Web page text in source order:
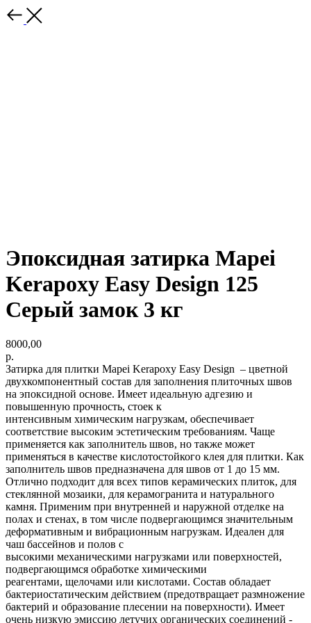
Эпоксидная затирка Mapei
Kerapoxy Easy Design 125
Серый замок 3 кг
8000,00
р.
Затирка для плитки Mapei Kerapoxy Easy Design – цветной
двухкомпонентный состав для заполнения плиточных швов
на эпоксидной основе. Имеет идеальную адгезию и
повышенную прочность, стоек к
интенсивным химическим нагрузкам, обеспечивает
соответствие высоким эстетическим требованиям. Чаще
применяется как заполнитель швов, но также может
применяться в качестве кислотостойкого клея для плитки. Как
заполнитель швов предназначена для швов от 1 до 15 мм.
Отлично подходит для всех типов керамических плиток, для
стеклянной мозаики, для керамогранита и натурального
камня. Применим при внутренней и наружной отделке на
полах и стенах, в том числе подвергающимся значительным
деформативным и вибрационным нагрузкам. Идеален для
чаш бассейнов и полов с
высокими механическими нагрузками или поверхностей,
подвергающимся обработке химическими
реагентами, щелочами или кислотами. Состав обладает
бактериостатическим действием (предотвращает размножение
бактерий и образование плесении на поверхности). Имеет
очень низкую эмиссию летучих органических соединений -